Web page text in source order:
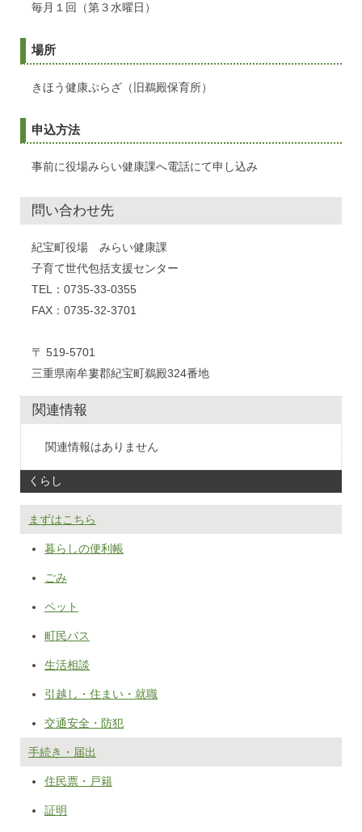
毎月１回（第３水曜日）
場所
きほう健康ぷらざ（旧鵜殿保育所）
申込方法
事前に役場みらい健康課へ電話にて申し込み
問い合わせ先
紀宝町役場 みらい健康課
子育て世代包括支援センター
TEL：0735-33-0355
FAX：0735-32-3701
〒 519-5701
三重県南牟婁郡紀宝町鵜殿324番地
関連情報
関連情報はありません
くらし
まずはこちら
暮らしの便利帳
ごみ
ペット
町民バス
生活相談
引越し・住まい・就職
交通安全・防犯
手続き・届出
住民票・戸籍
証明